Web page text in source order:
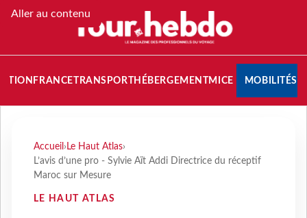
Aller au contenu
FRANCETRANSPORT HÉBERGEMENTMICE MOBILITÉS
Accueil › Le Haut Atlas›
L’avis d’une pro - Sylvie Aït Addi Directrice du réceptif
Maroc sur Mesure
LE HAUT ATLAS